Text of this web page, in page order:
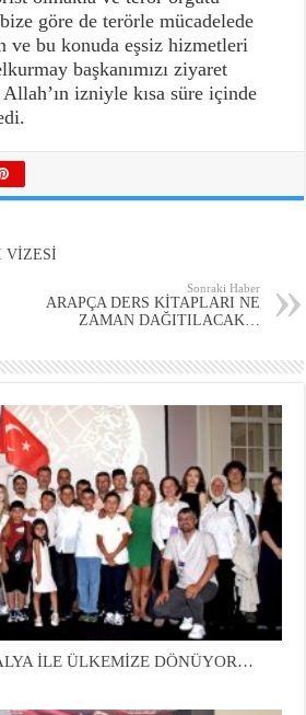
göre de terörle mücadelede
ve bu konuda eşsiz hizmetleri
başkanımızı ziyaret
izniyle kısa süre içinde
VİZESİ
Sonraki Haber
ARAPÇA DERS KİTAPLARI NE
ZAMAN DAĞITILACAK…
İLE ÜLKEMİZE DÖNÜYOR…